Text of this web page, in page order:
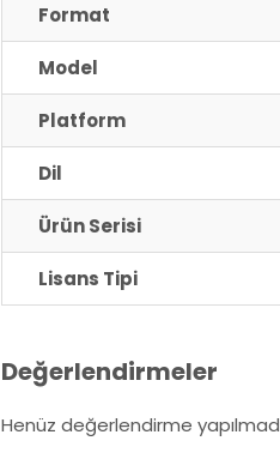
Format
Model
Platform
Dil
Ürün Serisi
Lisans Tipi
Değerlendirmeler
Henüz değerlendirme